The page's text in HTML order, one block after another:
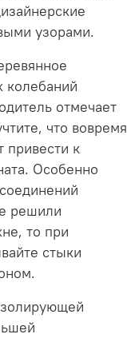
узорами.
колебаний
отмечает
что вовремя
привести к
Особенно
решили
то при
стыки